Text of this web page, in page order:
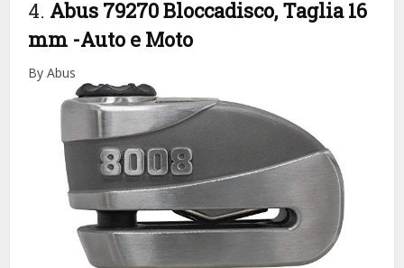
4. Abus 79270 Bloccadisco, Taglia 16
mm -Auto e Moto
By Abus